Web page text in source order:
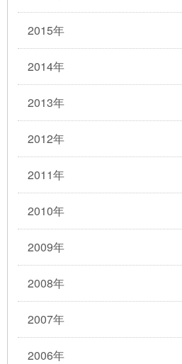
2015年
2014年
2013年
2012年
2011年
2010年
2009年
2008年
2007年
2006年